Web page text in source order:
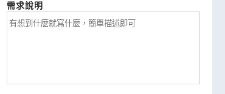
需求說明